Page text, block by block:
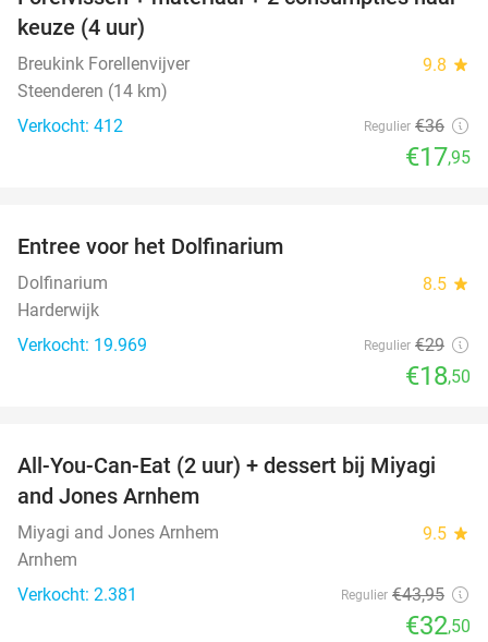
keuze (4 uur)
Breukink Forellenvijver 9.8 star
Steenderen (14 km)
Verkocht: 412
Regulier €36
€17,95
Entree voor het Dolfinarium
Dolfinarium 8.5 star
Harderwijk
Verkocht: 19.969
Regulier €29
€18,50
26%
All-You-Can-Eat (2 uur) + dessert bij Miyagi
and Jones Arnhem
Miyagi and Jones Arnhem 9.5 star
Arnhem
Verkocht: 2.381
Regulier €43,95
€32,50